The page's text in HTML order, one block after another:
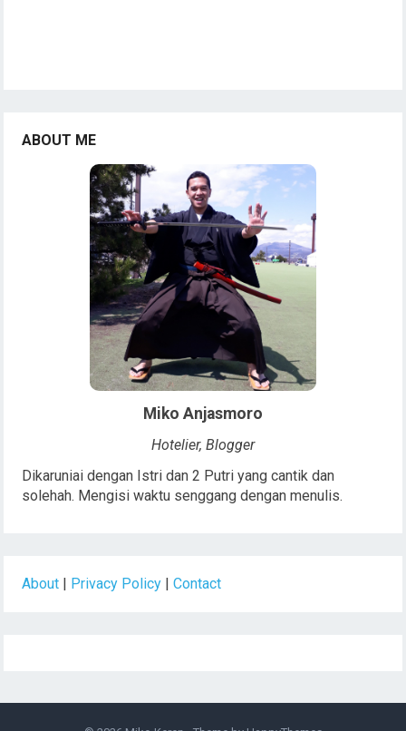
ABOUT ME
Miko Anjasmoro
Hotelier, Blogger
Dikaruniai dengan Istri dan 2 Putri yang cantik dan
solehah. Mengisi waktu senggang dengan menulis.
About Privacy Policy |Contact